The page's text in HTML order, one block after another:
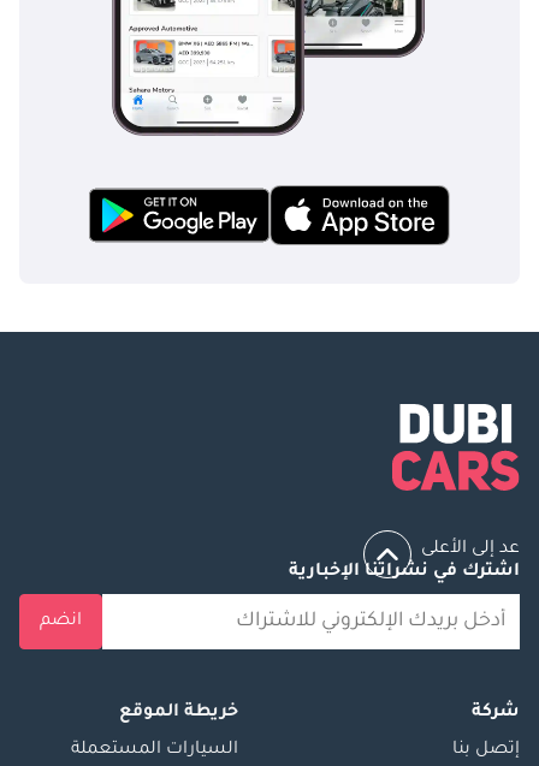
عد إلى الأعلى
اشترك في نشراتنا الإخبارية
انضم
شركة
إتصل بنا
خريطة الموقع
السيارات المستعملة